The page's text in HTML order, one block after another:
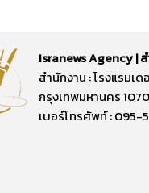
Isranews Agency |
สำนักงาน : โรงแรมเ
กรุงเทพมหานคร
เบอร์โทรศัพท์ : 095-